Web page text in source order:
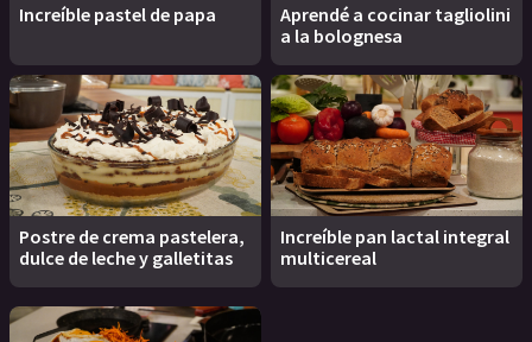
Increíble pastel de papa
Aprendé a cocinar tagliolini
a la bolognesa
Postre de crema pastelera,
dulce de leche y galletitas
Increíble pan lactal integral
multicereal